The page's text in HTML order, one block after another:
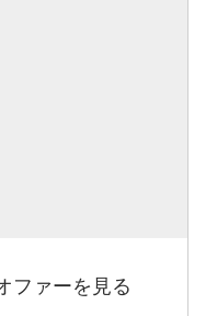
ファーを見る